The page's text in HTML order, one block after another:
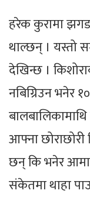
हरेक कुरामा
थाल्छन् । यस्तो
देखिन्छ ।
नबिग्रिउन भनेर
आफ्ना छोराछोरी
छन् कि भनेर
संकेतमा थाहा